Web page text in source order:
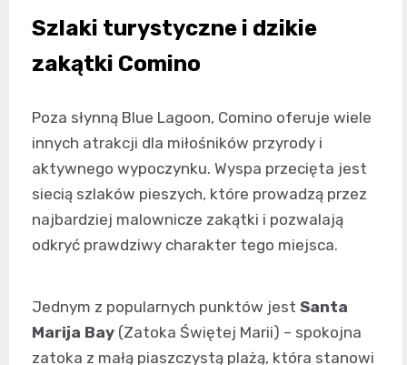
Szlaki turystyczne i dzikie
zakątki Comino
Poza słynną Blue Lagoon, Comino oferuje wiele
innych atrakcji dla miłośników przyrody i
aktywnego wypoczynku. Wyspa przecięta jest
siecią szlaków pieszych, które prowadzą przez
najbardziej malownicze zakątki i pozwalają
odkryć prawdziwy charakter tego miejsca.
Jednym z popularnych punktów jest Santa
Marija Bay (Zatoka Świętej Marii) – spokojna
zatoka z małą piaszczystą plażą, która stanowi